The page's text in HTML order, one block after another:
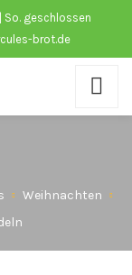
So. geschlossen
brot.de
Weihnachten